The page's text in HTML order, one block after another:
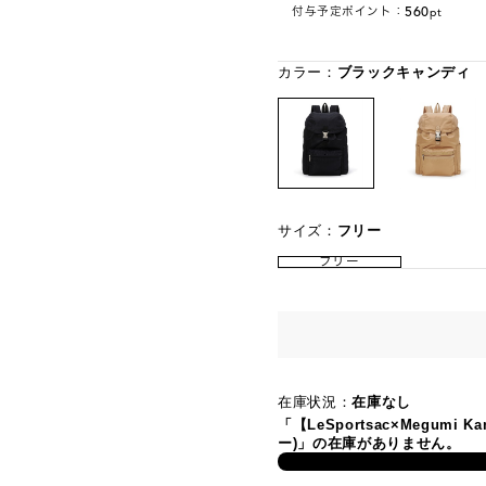
付与予定ポイント：560pt
カラー： ブラックキャンディ
サイズ： フリー
フリー
在庫状況：在庫なし
「【LeSportsac×Megumi
ー)」の在庫がありません。